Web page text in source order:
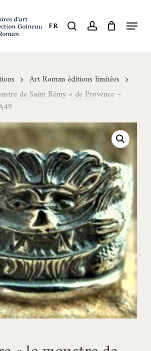
FR search account Menu
Art Roman éditions limitées
de Saint Rémy » de Provence –
Close